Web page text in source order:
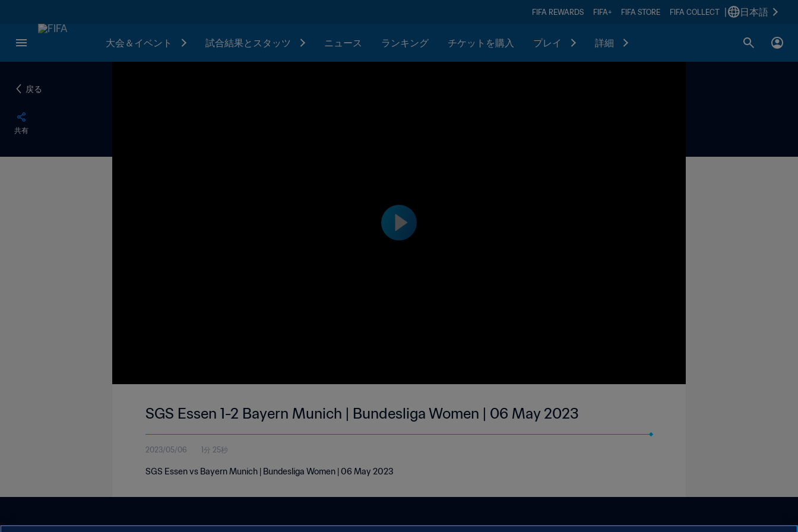
FIFA REWARDS FIFA+ FIFA STORE FIFA COLLECT 日本語
大会＆イベント 試合結果とスタッツ ニュース ランキング チケットを購入 プレイ 詳細
戻る
共有
SGS Essen 1-2 Bayern Munich | Bundesliga Women | 06 May 2023
2023/05/06 1分 25秒
SGS Essen vs Bayern Munich | Bundesliga Women | 06 May 2023